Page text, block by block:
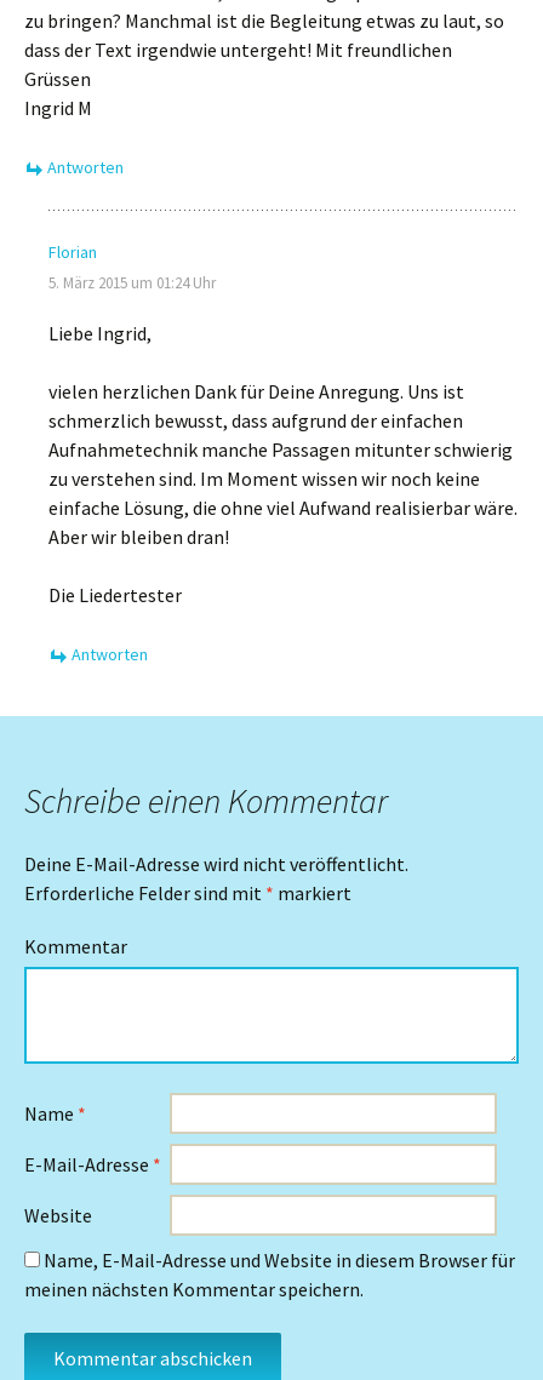
zu bringen? Manchmal ist die Begleitung etwas zu laut, so
dass der Text irgendwie untergeht! Mit freundlichen
Grüssen
Ingrid M
Antworten
Florian
5. März 2015 um 01:24 Uhr
Liebe Ingrid,
vielen herzlichen Dank für Deine Anregung. Uns ist
schmerzlich bewusst, dass aufgrund der einfachen
Aufnahmetechnik manche Passagen mitunter schwierig
zu verstehen sind. Im Moment wissen wir noch keine
einfache Lösung, die ohne viel Aufwand realisierbar wäre.
Aber wir bleiben dran!
Die Liedertester
Antworten
Schreibe einen Kommentar
Deine E-Mail-Adresse wird nicht veröffentlicht.
Erforderliche Felder sind mit * markiert
Kommentar
Name *
E-Mail-Adresse *
Website
Name, E-Mail-Adresse und Website in diesem Browser für
meinen nächsten Kommentar speichern.